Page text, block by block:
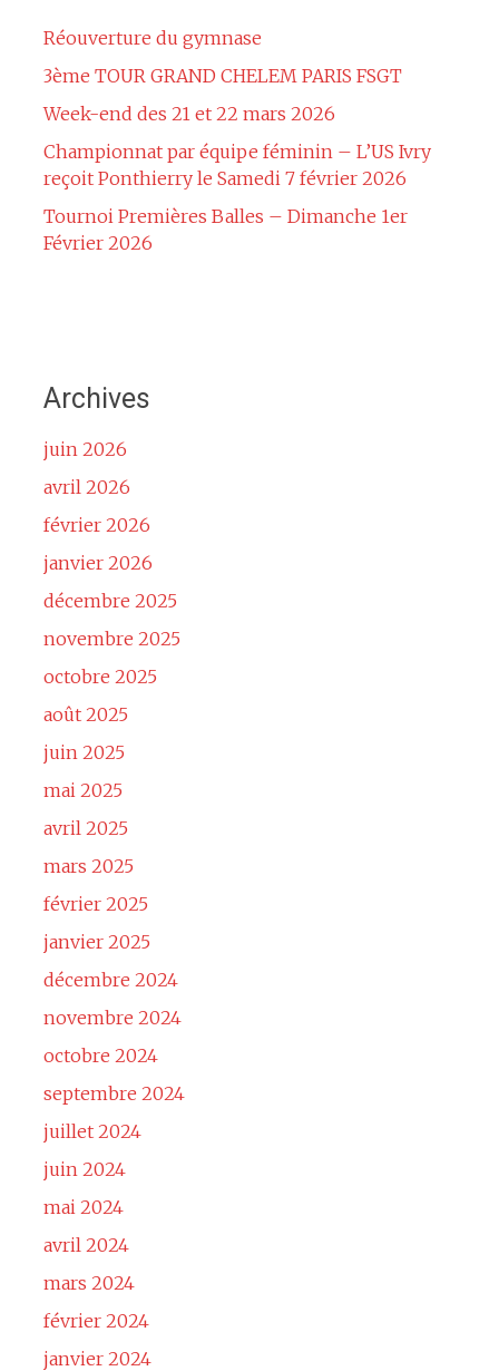
Réouverture du gymnase
3ème TOUR GRAND CHELEM PARIS FSGT
Week-end des 21 et 22 mars 2026
Championnat par équipe féminin – L’US Ivry
reçoit Ponthierry le Samedi 7 février 2026
Tournoi Premières Balles – Dimanche 1er
Février 2026
Archives
juin 2026
avril 2026
février 2026
janvier 2026
décembre 2025
novembre 2025
octobre 2025
août 2025
juin 2025
mai 2025
avril 2025
mars 2025
février 2025
janvier 2025
décembre 2024
novembre 2024
octobre 2024
septembre 2024
juillet 2024
juin 2024
mai 2024
avril 2024
mars 2024
février 2024
janvier 2024